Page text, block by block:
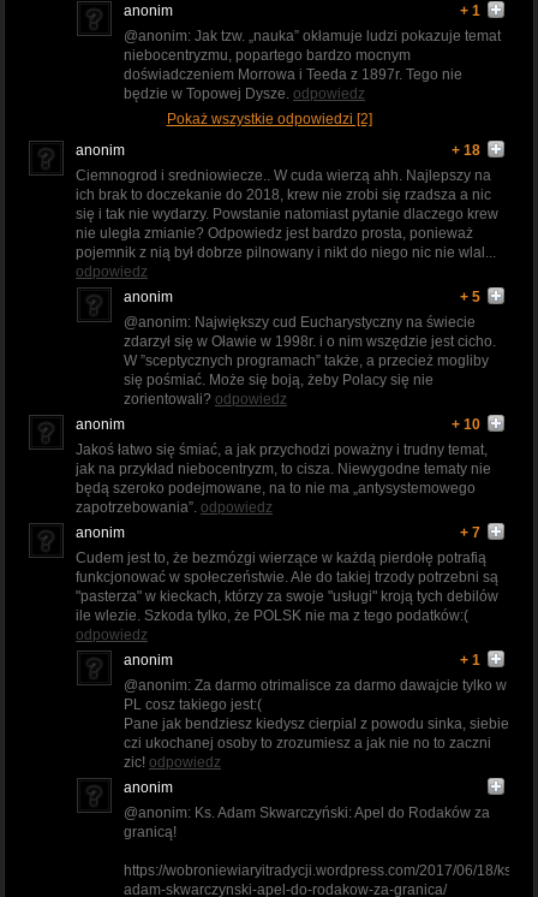
anonim
+ 1
@anonim: Jak tzw. „nauka” okłamuje ludzi pokazuje temat
niebocentryzmu, popartego bardzo mocnym
doświadczeniem Morrowa i Teeda z 1897r. Tego nie
będzie w Topowej Dysze. odpowiedz
Pokaż wszystkie odpowiedzi [2]
anonim
+ 18
Ciemnogrod i sredniowiecze.. W cuda wierzą ahh. Najlepszy na
ich brak to doczekanie do 2018, krew nie zrobi się rzadsza a nic
się i tak nie wydarzy. Powstanie natomiast pytanie dlaczego krew
nie uległa zmianie? Odpowiedz jest bardzo prosta, ponieważ
pojemnik z nią był dobrze pilnowany i nikt do niego nic nie wlal...
odpowiedz
anonim
+ 5
@anonim: Największy cud Eucharystyczny na świecie
zdarzył się w Oławie w 1998r. i o nim wszędzie jest cicho.
W ”sceptycznych programach” także, a przecież mogliby
się pośmiać. Może się boją, żeby Polacy się nie
zorientowali? odpowiedz
anonim
+ 10
Jakoś łatwo się śmiać, a jak przychodzi poważny i trudny temat,
jak na przykład niebocentryzm, to cisza. Niewygodne tematy nie
będą szeroko podejmowane, na to nie ma „antysystemowego
zapotrzebowania”. odpowiedz
anonim
+ 7
Cudem jest to, że bezmózgi wierzące w każdą pierdołę potrafią
funkcjonować w społeczeństwie. Ale do takiej trzody potrzebni są
"pasterza" w kieckach, którzy za swoje "usługi" kroją tych debilów
ile wlezie. Szkoda tylko, że POLSK nie ma z tego podatków:(
odpowiedz
anonim
+ 1
@anonim: Za darmo otrimalisce za darmo dawajcie tylko w
PL cosz takiego jest:(
Pane jak bendziesz kiedysz cierpial z powodu sinka, siebie
czi ukochanej osoby to zrozumiesz a jak nie no to zaczni
zic! odpowiedz
anonim
@anonim: Ks. Adam Skwarczyński: Apel do Rodaków za
granicą!
https://wobroniewiaryitradycji.wordpress.com/2017/06/18/ks-
adam-skwarczynski-apel-do-rodakow-za-granica/